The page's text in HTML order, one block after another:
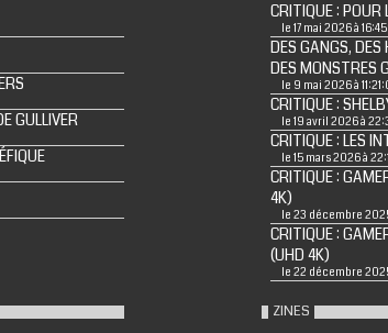
GULLIVER
CRITIQUE : POUR
le 17 mai 2026 à
DES GANGS, DES
DES MONSTRES
le 9 mai 2026 à
CRITIQUE :
le 19 avril 2026 à
CRITIQUE : LES
le 15 mars 2026 à
CRITIQUE :
4K)
le 23 décembre
CRITIQUE :
(UHD 4K)
le 22 décembre
ZINES